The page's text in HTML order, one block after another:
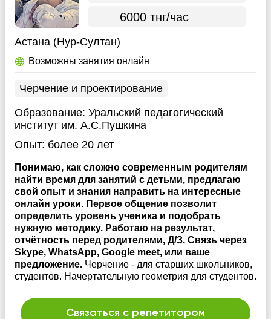
6000 тнг/час
Астана (Нур-Султан)
Возможны занятия онлайн
Черчение и проектирование
Образование: Уральский педагогический
институт им. А.С.Пушкина
Опыт: более 20 лет
Понимаю, как сложно современным родителям
найти время для занятий с детьми, предлагаю
свой опыт и знания направить на интересные
онлайн уроки. Первое общение позволит
определить уровень ученика и подобрать
нужную методику. Работаю на результат,
отчётность перед родителями, Д/З. Связь через
Skype, WhatsApp, Google meet, или ваше
предложение. Черчение - для старших школьников,
студентов. Начертательную геометрия для студентов.
Связаться с репетитором